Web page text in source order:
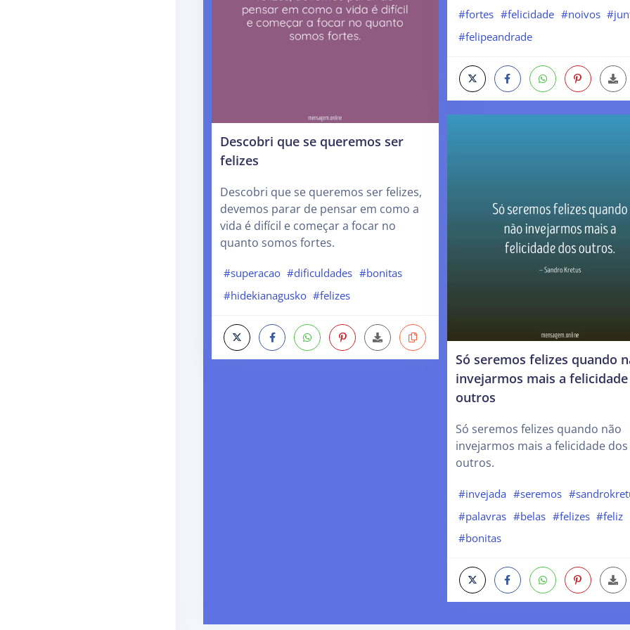
Descobri que se queremos ser
felizes
Descobri que se queremos ser felizes,
devemos parar de pensar em como a
vida é difícil e começar a focar no
quanto somos fortes.
#superacao #dificuldades #bonitas
#hidekianagusko #felizes
#fortes #felicidade #noivos
#felipeandrade
Só seremos felizes quando
invejarmos mais a
outros
Só seremos felizes quando não
invejarmos mais a felicidade dos
outros.
#invejada #seremos
#palavras #belas #felizes #feliz
#bonitas